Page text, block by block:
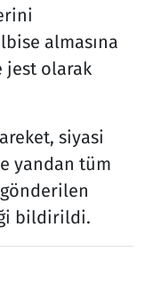
almasına
jest olarak
siyasi
yandan tüm
bildirildi.